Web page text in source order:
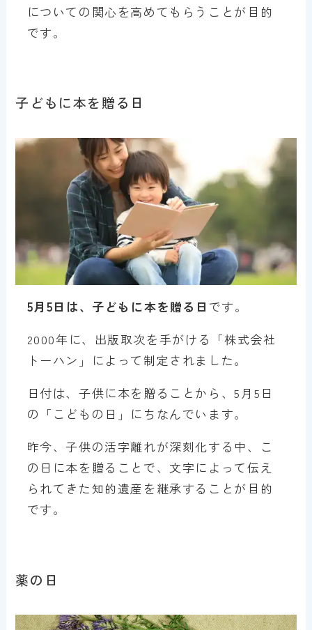
についての関心を高めてもらうことが目的
です。
子どもに本を贈る日
5月5日は、子どもに本を贈る日 です。
2000年に、出版取次を手がける「株式会社
トーハン」によって制定されました。
日付は、子供に本を贈ることから、5月5日
の「こどもの日」にちなんでいます。
昨今、子供の活字離れが深刻化する中、こ
の日に本を贈ることで、文字によって伝え
られてきた知的遺産を継承することが目的
です。
薬の日